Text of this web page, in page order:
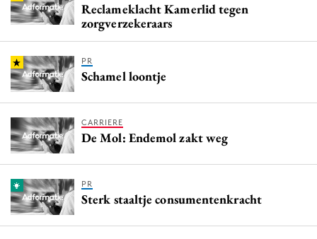
Reclameklacht Kamerlid tegen
zorgverzekeraars
PR
Schamel loontje
CARRIERE
De Mol: Endemol zakt weg
PR
Sterk staaltje consumentenkracht